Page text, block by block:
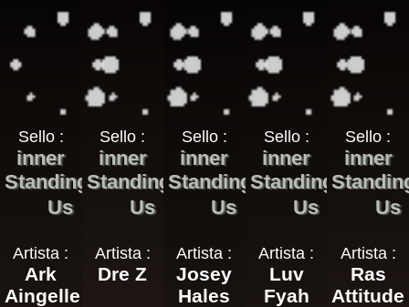
Sello :
inner
Standing
Us
Artista :
Ark
Aingelle
Sello :
inner
Standing
Us
Artista :
Dre Z
Sello :
inner
Standing
Us
Artista :
Josey
Hales
Sello :
inner
Standing
Us
Artista :
Luv
Fyah
Sello :
inner
Us
Artista :
Ras
Attitude